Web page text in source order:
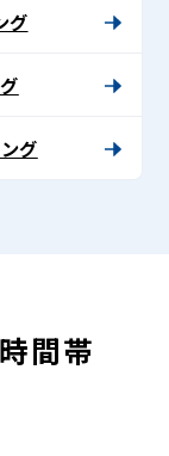
グ
グ
間帯